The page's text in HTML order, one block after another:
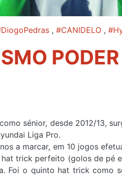
, #CANIDELO ,
sénior, desde 2012/13,
Liga Pro.
a marcar, em 10 jogos
trick perfeito (golos de pé
Foi o quinto hat trick como